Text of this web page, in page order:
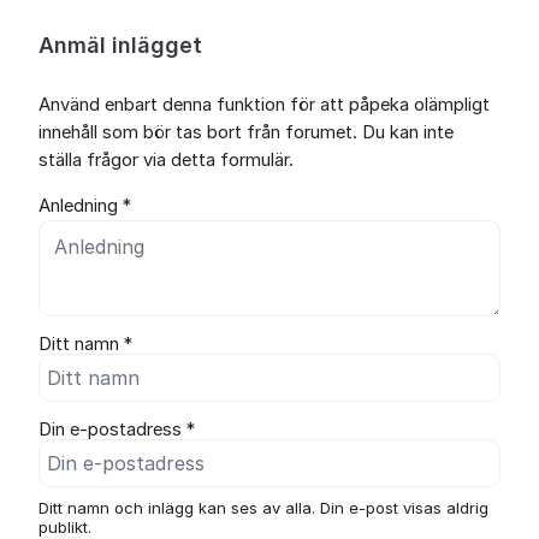
Anmäl inlägget
Använd enbart denna funktion för att påpeka olämpligt
innehåll som bör tas bort från forumet. Du kan inte
ställa frågor via detta formulär.
Anledning *
Ditt namn *
Din e-postadress *
Ditt namn och inlägg kan ses av alla. Din e-post visas aldrig
publikt.